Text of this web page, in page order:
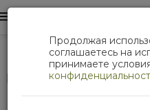
Теннисный стол DONIC
Нет в наличии
Продолжая
соглашаетесь на
принимаете